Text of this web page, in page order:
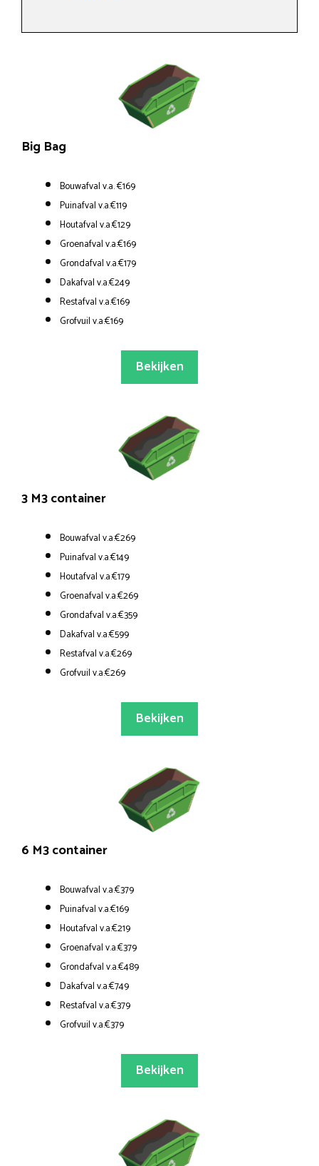
Big Bag
Bouwafval v.a. €169
Puinafval v.a.€119
Houtafval v.a.€129
Groenafval v.a.€169
Grondafval v.a.€179
Dakafval v.a.€249
Restafval v.a.€169
Grofvuil v.a.€169
Bekijken
3 M3 container
Bouwafval v.a.€269
Puinafval v.a.€149
Houtafval v.a.€179
Groenafval v.a.€269
Grondafval v.a.€359
Dakafval v.a.€599
Restafval v.a.€269
Grofvuil v.a.€269
Bekijken
6 M3 container
Bouwafval v.a.€379
Puinafval v.a.€169
Houtafval v.a.€219
Groenafval v.a.€379
Grondafval v.a.€489
Dakafval v.a.€749
Restafval v.a.€379
Grofvuil v.a.€379
Bekijken